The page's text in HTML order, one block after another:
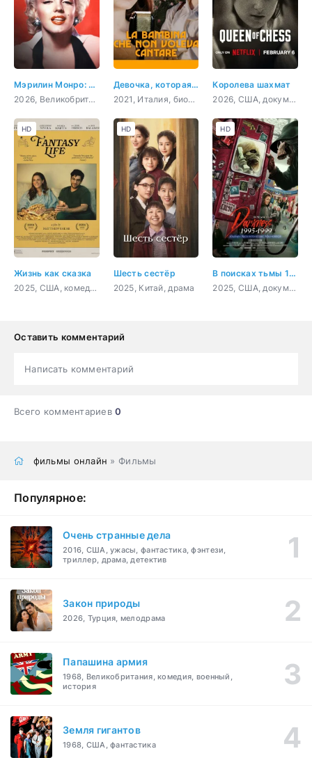
Мэрилин Монро: 100 лет славы
2026, Великобритания, документальный
Девочка, которая не хотела петь
2021, Италия, биография
Королева шахмат
2026, США, документальный, биография
Жизнь как сказка
2025, США, комедия
HD
Шесть сестёр
2025, Китай, драма
HD
В поисках тьмы 1995-1999: Путешествие в культовый хоррор 90-х
2025, США, документальный, ужасы, история
HD
Оставить комментарий
Написать комментарий
Всего комментариев0
фильмы онлайн » Фильмы
Популярное:
Очень странные дела
2016, США, ужасы, фантастика, фэнтези,
триллер, драма, детектив
Закон природы
2026, Турция, мелодрама
Папашина армия
1968, Великобритания, комедия, военный,
история
Земля гигантов
1968, США, фантастика